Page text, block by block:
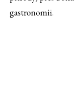
gastronomii.